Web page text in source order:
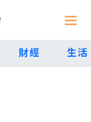
財經 生活